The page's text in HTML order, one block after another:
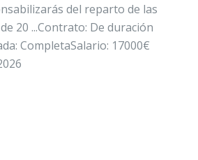
del reparto de las
20 ...Contrato: De duración
CompletaSalario: 17000€